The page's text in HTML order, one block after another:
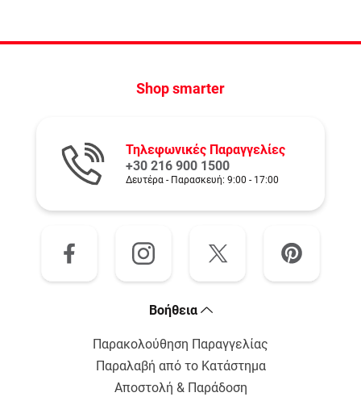
Shop smarter
Bοήθεια
Παρακολούθηση Παραγγελίας
Παραλαβή από το Κατάστημα
Αποστολή & Παράδοση
Τηλεφωνικές Παραγγελίες
+30 216 900 1500
Δευτέρα - Παρασκευή: 9:00 - 17:00